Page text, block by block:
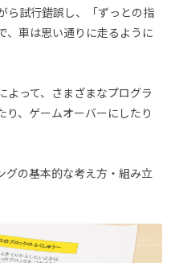
ら試行錯誤し、「ずっとの指
、車は思い通りに走るように
よって、さまざまなプログラ
り、ゲームオーバーにしたり
グの基本的な考え方・組み立